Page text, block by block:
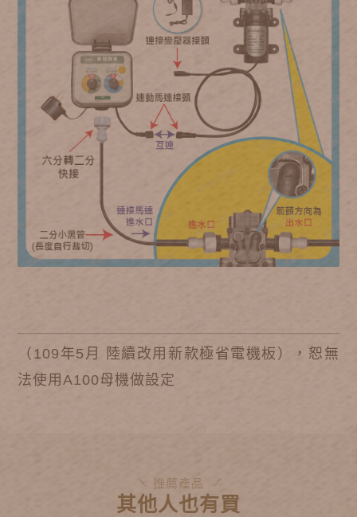
（109年5月 陸續改用新款極省電機板），恕無
法使用A100母機做設定
推薦產品
其他人也有買